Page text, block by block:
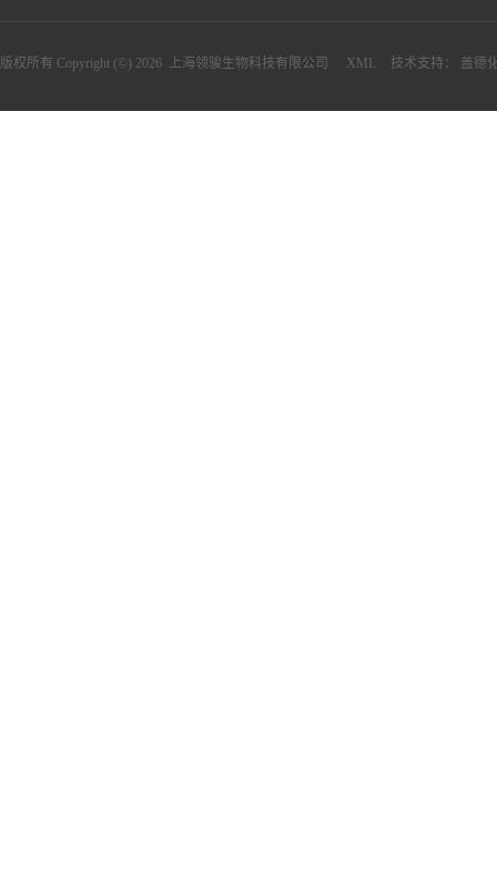
版权所有 Copyright (©) 2026 上海领骏生物科技有限公司 XML 技术支持： 盖德